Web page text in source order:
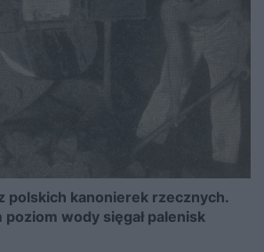
polskich kanonierek rzecznych.
poziom wody sięgał palenisk